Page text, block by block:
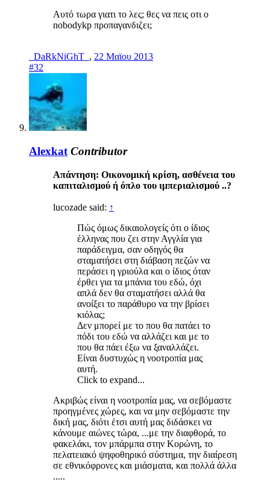
Αυτό τωρα γιατι το λες; θες να πεις οτι ο
nobodykp προπαγανδιζει;
_DaRkNiGhT_ , 22 Μαϊου 2013
#32
Alexkat Contributor
Απάντηση: Οικονομική κρίση, ασθένεια του
καπιταλισμού ή όπλο του ιμπεριαλισμού ..?
lucozade said: ↑
Πώς όμως δικαιολογείς ότι ο ίδιος
έλληνας που ζει στην Αγγλία για
παράδειγμα, σαν οδηγός θα
σταματήσει στη διάβαση πεζών να
περάσει η γριούλα και ο ίδιος όταν
έρθει για τα μπάνια του εδώ, όχι
απλά δεν θα σταματήσει αλλά θα
ανοίξει το παράθυρο να την βρίσει
κιόλας;
Δεν μπορεί με το που θα πατάει το
πόδι του εδώ να αλλάζει και με το
που θα πάει έξω να ξαναλλάζει.
Είναι δυστυχώς η νοοτροπία μας
αυτή.
Click to expand...
Ακριβώς είναι η νοοτροπία μας, να σεβόμαστε
προηγμένες χώρες, και να μην σεβόμαστε την
δική μας, διότι έτσι αυτή μας διδάσκει να
κάνουμε αιώνες τώρα, ...με την διαφθορά, το
φακελάκι, τον μπάρμπα στην Κορώνη, το
πελατειακό ψηφοθηρικό σύστημα, την διαίρεση
σε εθνικόφρονες και μιάσματα, και πολλά άλλα
.....